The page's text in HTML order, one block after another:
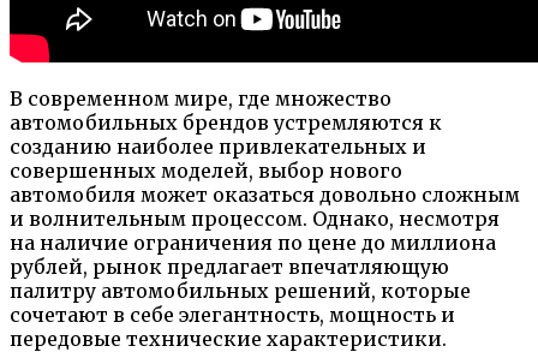
В современном мире, где множество
автомобильных брендов устремляются к
созданию наиболее привлекательных и
совершенных моделей, выбор нового
автомобиля может оказаться довольно сложным
и волнительным процессом. Однако, несмотря
на наличие ограничения по цене до миллиона
рублей, рынок предлагает впечатляющую
палитру автомобильных решений, которые
сочетают в себе элегантность, мощность и
передовые технические характеристики.